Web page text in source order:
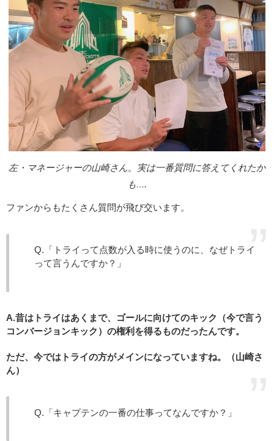
左・マネージャーの山崎さん。実は一番質問に答えてくれたか
も….
ファンからもたくさん質問が飛び交います。
Q.「トライって点数が入る時に使うのに、なぜトライ
って言うんですか？」
A.昔はトライはあくまで、ゴールに向けてのキック（今で言う
コンバージョンキック）の権利を得るものだったんです。
ただ、今ではトライの方がメインになっていますね。（山崎さ
ん）
Q.「キャプテンの一番の仕事ってなんですか？」